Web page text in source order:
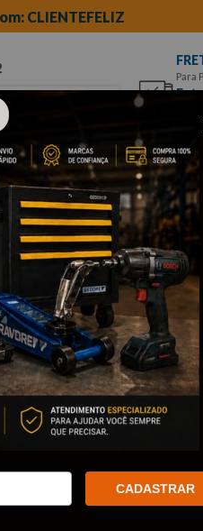
CLIENTEFELIZ
Para
para
Especiais
Auto
CADASTRAR